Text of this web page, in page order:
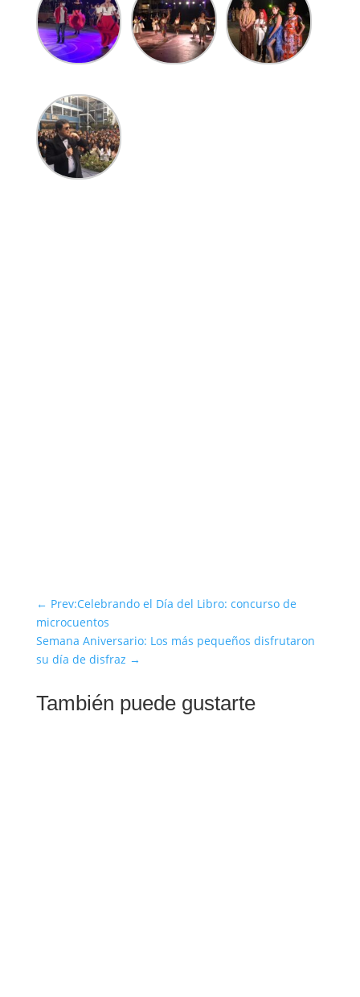
← Prev:Celebrando el Día del Libro: concurso de
microcuentos
Semana Aniversario: Los más pequeños disfrutaron
su día de disfraz →
También puede gustarte